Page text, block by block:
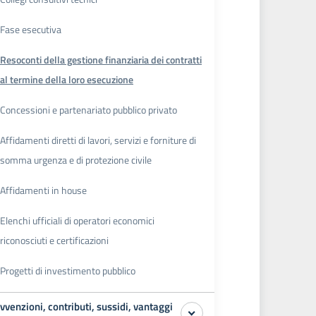
Fase esecutiva
Resoconti della gestione finanziaria dei contratti
al termine della loro esecuzione
Concessioni e partenariato pubblico privato
Affidamenti diretti di lavori, servizi e forniture di
somma urgenza e di protezione civile
Affidamenti in house
Elenchi ufficiali di operatori economici
riconosciuti e certificazioni
Progetti di investimento pubblico
contributi, sussidi, vantaggi